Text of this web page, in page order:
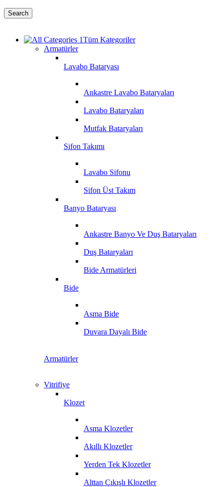
Search
Tüm Kategoriler
Armatürler
Lavabo Bataryası
Ankastre Lavabo Bataryaları
Lavabo Bataryaları
Mutfak Bataryaları
Sifon Takımı
Lavabo Sifonu
Sifon Üst Takım
Banyo Bataryası
Ankastre Banyo Ve Duş Bataryaları
Duş Bataryaları
Bide Armatürleri
Bide
Asma Bide
Duvara Dayalı Bide
Armatürler
Vitrifiye
Klozet
Asma Klozetler
Akıllı Klozetler
Yerden Tek Klozetler
Alttan Çıkışlı Klozetler